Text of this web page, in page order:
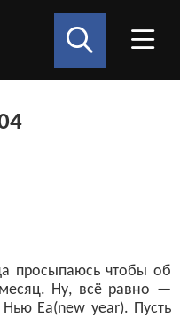
просыпаюсь чтобы об
месяц. Ну, всё равно —
Еа(new year). Пусть